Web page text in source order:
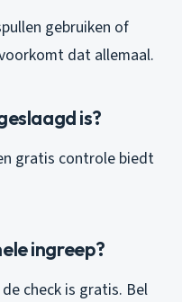
gebruiken of
dat allemaal.
is?
gratis controle biedt
ingreep?
check is gratis. Bel